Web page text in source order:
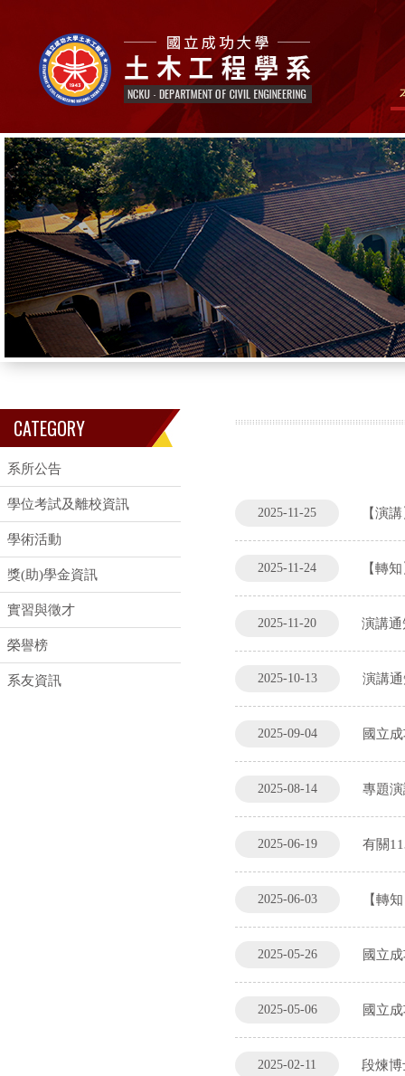
CATEGORY
系所公告
學位考試及離校資訊
學術活動
獎(助)學金資訊
實習與徵才
榮譽榜
系友資訊
2025-11-25 【演
2025-11-24 【轉
2025-11-20 演講通
2025-10-13 演講
2025-09-04 國立
2025-08-14 專題
2025-06-19 有關
2025-06-03 【轉
2025-05-26 國立
2025-05-06 國立
2025-02-11 段煉